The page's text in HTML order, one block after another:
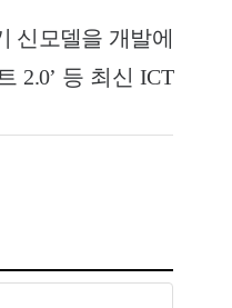
신모델을 개발에
2.0’ 등 최신 ICT